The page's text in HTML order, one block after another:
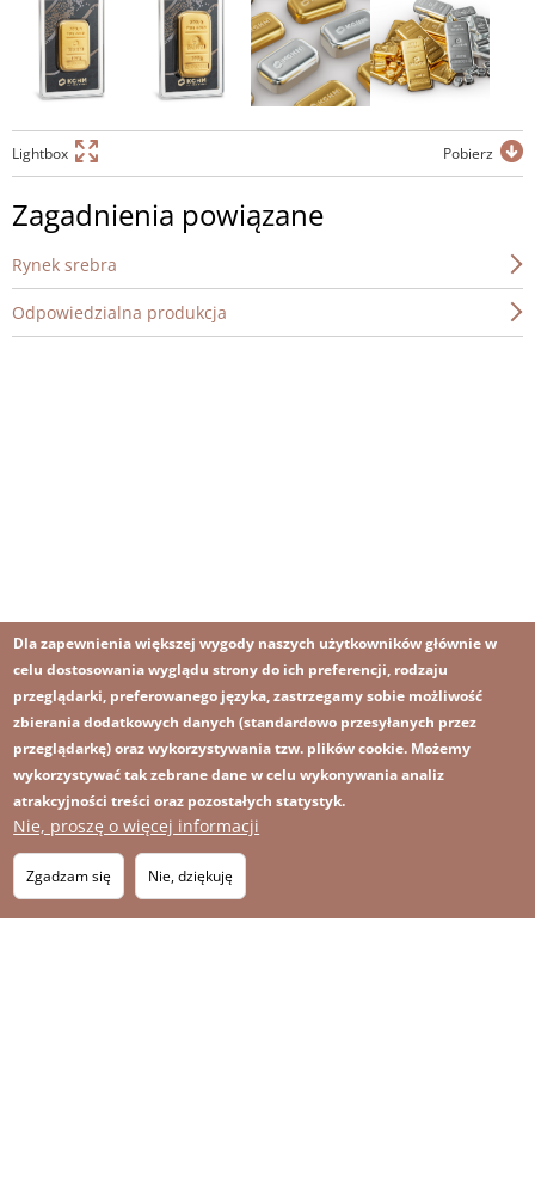
Lightbox Pobierz
Zagadnienia powiązane
Rynek srebra
Odpowiedzialna produkcja
Footer
menu
Zapisz się na newsletter
Obraz
MAPA STRONY
Dla zapewnienia większej wygody naszych użytkowników głównie w
celu dostosowania wyglądu strony do ich preferencji, rodzaju
przeglądarki, preferowanego języka, zastrzegamy sobie możliwość
zbierania dodatkowych danych (standardowo przesyłanych przez
przeglądarkę) oraz wykorzystywania tzw. plików cookie. Możemy
wykorzystywać tak zebrane dane w celu wykonywania analiz
atrakcyjności treści oraz pozostałych statystyk.
Nie, proszę o więcej informacji
Zgadzam się Nie, dziękuję